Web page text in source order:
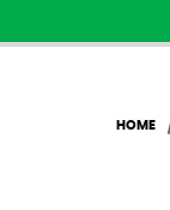
HOME